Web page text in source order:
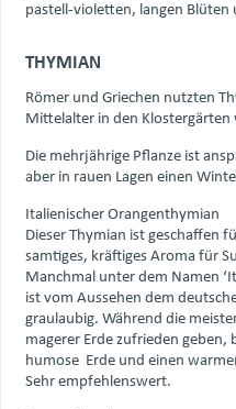
pastell-violetten, langen Blüten
THYMIAN
Römer und Griechen nutzten
Mittelalter in den
Die mehrjährige Pflanze ist
aber in rauen Lagen einen
Italienischer Orangenthymian
Dieser Thymian ist geschaffen
samtiges, kräftiges Aroma für
Manchmal unter dem Namen
ist vom Aussehen dem
graulaubig. Während die
magerer Erde zufrieden
humose Erde und einen
Sehr empfehlenswert.